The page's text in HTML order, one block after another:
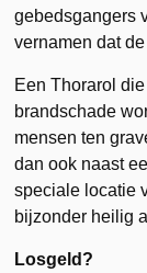
gebedsgangers
vernamen dat
Een Thorarol
brandschade
mensen ten
dan ook naast
speciale locatie
bijzonder heilig
Losgeld?